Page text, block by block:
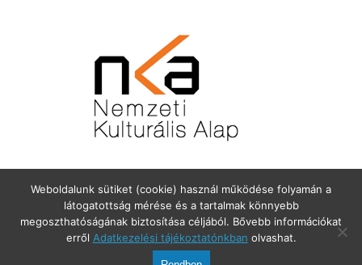
Balatoncsicsó Község Önkormányzata. 8272 Balatoncsicsó, Fő utca
Weboldalunk sütiket (cookie) használ működése folyamán a
látogatottság mérése és a tartalmak könnyebb
megoszthatóságának biztosítása céljából. Bővebb információkat
erről Adatkezelési tájékoztatónkban olvashat.